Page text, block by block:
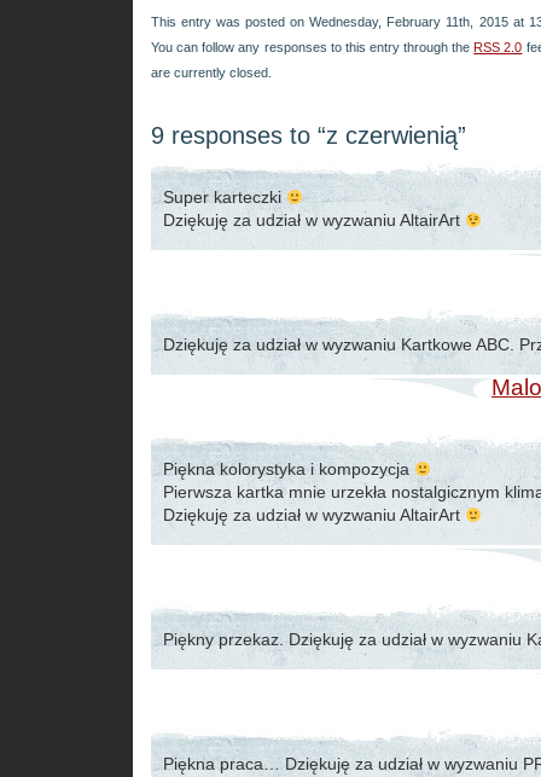
This entry was posted on Wednesday, February 11th, 2015 at
You can follow any responses to this entry through the RSS 2.0
are currently closed.
9 responses to “z czerwienią”
Super karteczki
Dziękuję za udział w wyzwaniu AltairArt
Dziękuję za udział w wyzwaniu Kartkowe ABC.
Piękna kolorystyka i kompozycja
Pierwsza kartka mnie urzekła nostalgicznym
Dziękuję za udział w wyzwaniu AltairArt
Piękny przekaz. Dziękuję za udział w wyzwaniu
Piękna praca… Dziękuję za udział w wyzwaniu